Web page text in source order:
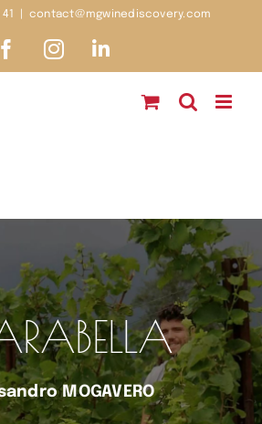
contact@mgwinediscovery.com
FacebookInstagramLinkedIn
MOGAVERO